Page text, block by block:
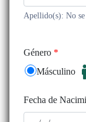
Apellido(s): No se
Género *
Másculino
Fecha de